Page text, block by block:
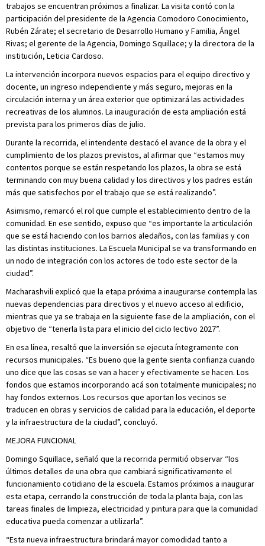
trabajos se encuentran próximos a finalizar. La visita contó con la
participación del presidente de la Agencia Comodoro Conocimiento,
Rubén Zárate; el secretario de Desarrollo Humano y Familia, Ángel
Rivas; el gerente de la Agencia, Domingo Squillace; y la directora de la
institución, Leticia Cardoso.
La intervención incorpora nuevos espacios para el equipo directivo y
docente, un ingreso independiente y más seguro, mejoras en la
circulación interna y un área exterior que optimizará las actividades
recreativas de los alumnos. La inauguración de esta ampliación está
prevista para los primeros días de julio.
Durante la recorrida, el intendente destacó el avance de la obra y el
cumplimiento de los plazos previstos, al afirmar que “estamos muy
contentos porque se están respetando los plazos, la obra se está
terminando con muy buena calidad y los directivos y los padres están
más que satisfechos por el trabajo que se está realizando”.
Asimismo, remarcó el rol que cumple el establecimiento dentro de la
comunidad. En ese sentido, expuso que “es importante la articulación
que se está haciendo con los barrios aledaños, con las familias y con
las distintas instituciones. La Escuela Municipal se va transformando en
un nodo de integración con los actores de todo este sector de la
ciudad”.
Macharashvili explicó que la etapa próxima a inaugurarse contempla las
nuevas dependencias para directivos y el nuevo acceso al edificio,
mientras que ya se trabaja en la siguiente fase de la ampliación, con el
objetivo de “tenerla lista para el inicio del ciclo lectivo 2027”.
En esa línea, resaltó que la inversión se ejecuta íntegramente con
recursos municipales. “Es bueno que la gente sienta confianza cuando
uno dice que las cosas se van a hacer y efectivamente se hacen. Los
fondos que estamos incorporando acá son totalmente municipales; no
hay fondos externos. Los recursos que aportan los vecinos se
traducen en obras y servicios de calidad para la educación, el deporte
y la infraestructura de la ciudad”, concluyó.
MEJORA FUNCIONAL
Domingo Squillace, señaló que la recorrida permitió observar “los
últimos detalles de una obra que cambiará significativamente el
funcionamiento cotidiano de la escuela. Estamos próximos a inaugurar
esta etapa, cerrando la construcción de toda la planta baja, con las
tareas finales de limpieza, electricidad y pintura para que la comunidad
educativa pueda comenzar a utilizarla”.
“Esta nueva infraestructura brindará mayor comodidad tanto a